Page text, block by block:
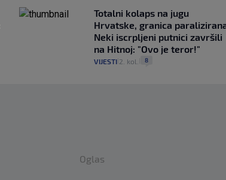
Totalni kolaps na jugu
Hrvatske, granica
Neki iscrpljeni putnici završili
na Hitnoj: "Ovo je teror!"
VIJESTI| 2. kol. 8
Oglas